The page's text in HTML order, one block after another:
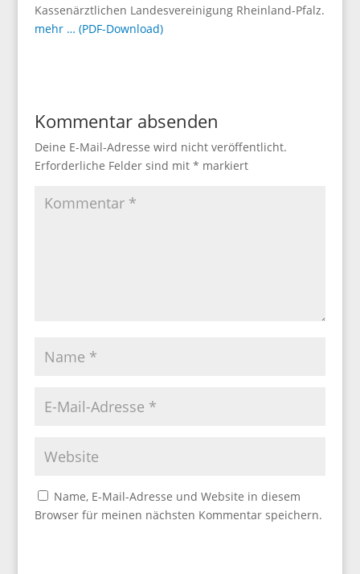
Kassenärztlichen Landesvereinigung Rheinland-Pfalz.
mehr … (PDF-Download)
Kommentar absenden
Deine E-Mail-Adresse wird nicht veröffentlicht.
Erforderliche Felder sind mit * markiert
Name, E-Mail-Adresse und Website in diesem
Browser für meinen nächsten Kommentar speichern.